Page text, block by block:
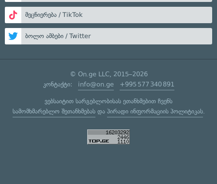
მეცნიერება / TikTok
ბოლო ამბები / Twitter
© On.ge LLC, 2015–2026
კონტაქტი: info@on.ge +995 577 340 891
ვებსაიტით სარგებლობისას ეთანხმებით ჩვენს
სამომხმარებლო შეთანხმებასდა პირადი ინფორმაციის პოლიტიკას.